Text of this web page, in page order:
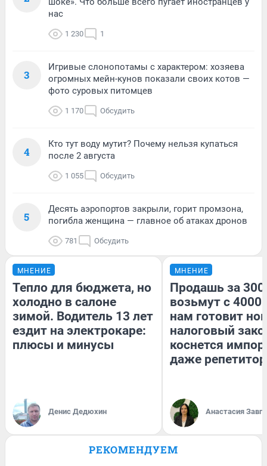
нас
1 230 1
3
Игривые слонопотамы с характером: хозяева
огромных мейн-кунов показали своих котов —
фото суровых питомцев
1 170 Обсудить
4
Кто тут воду мутит? Почему нельзя купаться
после 2 августа
1 055 Обсудить
5
Десять аэропортов закрыли, горит промзона,
погибла женщина — главное об атаках дронов
781 Обсудить
МНЕНИЕ
Тепло для бюджета, но
холодно в салоне
зимой. Водитель 13 лет
ездит на электрокаре:
плюсы и минусы
Денис Дедюхин
МНЕНИЕ
Продашь за
возьмут с
нам готовит
налоговый
коснется
даже
Анастасия
РЕКОМЕНДУЕМ